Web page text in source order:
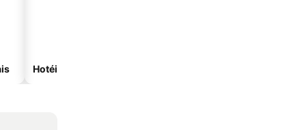
Hotéis com spa